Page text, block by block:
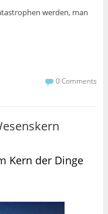
werden, man
0 Comments
Kern der Dinge